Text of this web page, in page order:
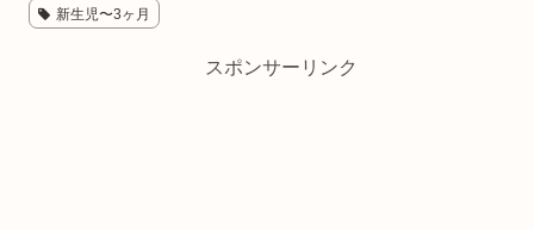
新生児〜3ヶ月
スポンサーリンク